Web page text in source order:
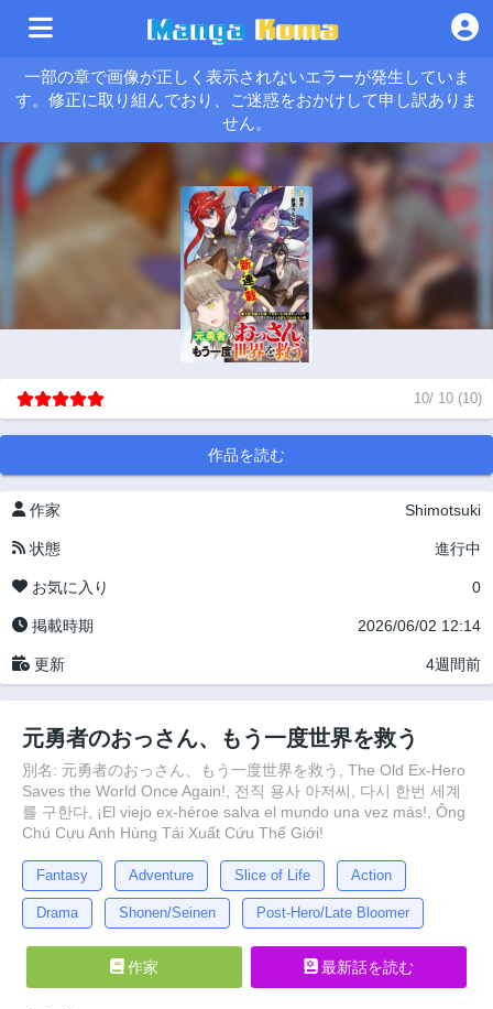
一部の章で画像が正しく表示されないエラーが発生していま
す。修正に取り組んでおり、ご迷惑をおかけして申し訳ありま
せん。
10/ 10 (10)
作品を読む
作家 Shimotsuki
状態 進行中
お気に入り 0
掲載時期 2026/06/02 12:14
更新 4週間前
元勇者のおっさん、もう一度世界を救う
別名: 元勇者のおっさん、もう一度世界を救う, The Old Ex-Hero
Saves the World Once Again!, 전직 용사 아저씨, 다시 한번 세계
를 구한다, ¡El viejo ex-héroe salva el mundo una vez más!, Ông
Chú Cựu Anh Hùng Tái Xuất Cứu Thế Giới!
Fantasy Adventure Slice of Life Action
Drama Shonen/Seinen Post-Hero/Late Bloomer
作家 最新話を読む